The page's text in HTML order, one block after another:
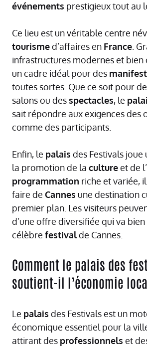
événements prestigieux tout au
Ce lieu est un véritable centre
tourismed’affaires en France .
infrastructures modernes et bien
un cadre idéal pour des
toutes sortes. Que ce soit pour
salons ou des spectacles, le
sait répondre aux exigences des
comme des participants.
Enfin, le palais des Festivals
la promotion de la cultureet de
programmation riche et variée,
faire de Cannes une destination
premier plan. Les visiteurs
d’une offre diversifiée qui va
célèbre festivalde Cannes.
Comment le palais des
soutient-il l’économie
Le palais des Festivals est un
économique essentiel pour la
attirant des professionnels et